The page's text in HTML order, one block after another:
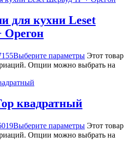
для кухни Leset
Орегон
Выберите параметры Этот товар
Опции можно выбрать на
квадратный
Выберите параметры Этот товар
Опции можно выбрать на